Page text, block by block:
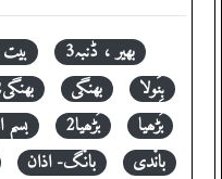
بیت
بھیر ، ڈنبہ3
بھنگی2 بھنگی
بِنَولا
بسم بُڑھیا2
بُڑھیا
بانْگ- اذان
بانْدی